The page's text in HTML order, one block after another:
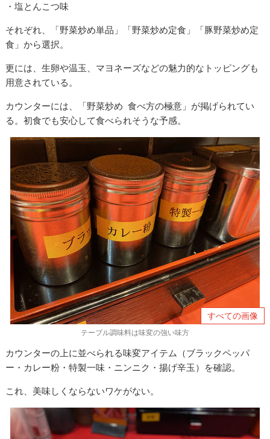
・塩とんこつ味
それぞれ、「野菜炒め単品」「野菜炒め定食」「豚野菜炒め定
食」から選択。
更には、生卵や温玉、マヨネーズなどの魅力的なトッピングも
用意されている。
カウンターには、「野菜炒め 食べ方の極意」が掲げられてい
る。初食でも安心して食べられそうな予感。
すべての画像
テーブル調味料は味変の強い味方
カウンターの上に並べられる味変アイテム（ブラックペッパ
ー・カレー粉・特製一味・ニンニク・揚げ辛玉）を確認。
これ、美味しくならないワケがない。